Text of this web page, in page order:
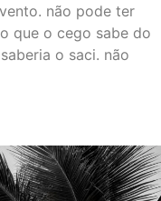
não pode ter
que o cego sabe do
o saci. não